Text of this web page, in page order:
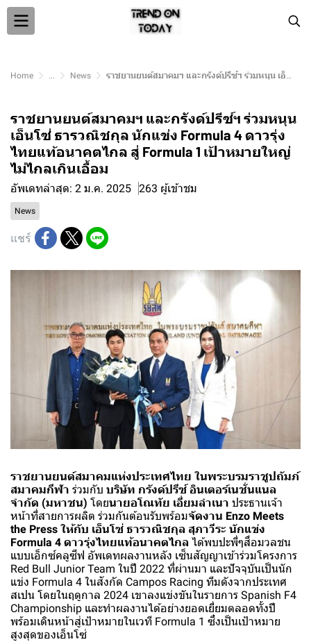
Home ... News ราชยานยนต์สมาคมฯ และกรังด์ปรีซ์ฯ ร่วมหนุน เอ็นโซ่ ธารวณิชกุล นักแข่ง Formula 4 ดาวรุ่งไทยแท้อนาคตไกล สู่ Formula 1 เป้าหมายใหญ่ไม่ไกลเกินเอื้อม
ราชยานยนต์สมาคมฯ และกรังด์ปรีซ์ฯ ร่วมหนุน
เอ็นโซ่ ธารวณิชกุล นักแข่ง Formula 4 ดาวรุ่ง
ไทยแท้อนาคตไกล สู่ Formula 1 เป้าหมายใหญ่
ไม่ไกลเกินเอื้อม
อัพเดทล่าสุด: 2 ม.ค. 2025 263 ผู้เข้าชม
News
แชร์
ราชยานยนต์สมาคมแห่งประเทศไทย ในพระบรมราชูปถัมภ์
สมาคมกีฬา ร่วมกับ บริษัท กรังด์ปรีซ์ อินเตอร์เนชั่นแนล
จำกัด (มหาชน) โดยนายอโณทัย เอี่ยมลำเนา ประธานเจ้า
หน้าที่สายการผลิต ร่วมกันต้อนรับพร้อมจัดงาน Enzo Meets
the Press ให้กับ เอ็นโซ่ ธารวณิชกุล สุภาวีระ นักแข่ง
Formula 4 ดาวรุ่งไทยแท้อนาคตไกล ได้พบปะพี่ๆสื่อมวลชน
แบบเอ็กซ์คลูซีฟ อัพเดทผลงานหลัง เซ็นสัญญาเข้าร่วมโครงการ
Red Bull Junior Team ในปี 2022 ที่ผ่านมา และปัจจุบันเป็นนัก
แข่ง Formula 4 ในสังกัด Campos Racing ทีมดังจากประเทศ
สเปน โดยในฤดูกาล 2024 เขาลงแข่งขันในรายการ Spanish F4
Championship และทำผลงานได้อย่างยอดเยี่ยมตลอดทั้งปี
พร้อมเดินหน้าสู่เป้าหมายในเวที Formula 1 ซึ่งเป็นเป้าหมาย
สูงสุดของเอ็นโซ่